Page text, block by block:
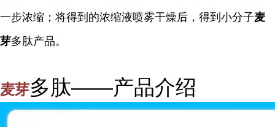
一步浓缩；将得到的浓缩液喷雾干燥后，得到小分子麦
芽多肽产品。
麦芽多肽——产品介绍